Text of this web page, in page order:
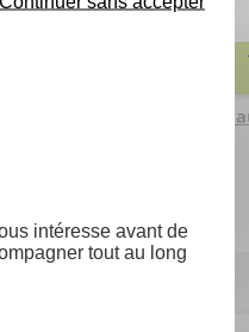
intéresse avant de
tout au long
vendues
facebook